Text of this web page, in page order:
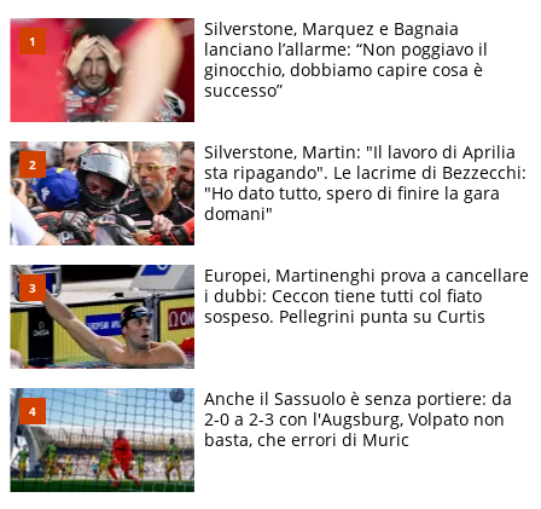
Silverstone, Marquez e Bagnaia
lanciano l’allarme: “Non poggiavo il
ginocchio, dobbiamo capire cosa è
successo”
Silverstone, Martin: "Il lavoro di Aprilia
sta ripagando". Le lacrime di Bezzecchi:
"Ho dato tutto, spero di finire la gara
domani"
Europei, Martinenghi prova a cancellare
i dubbi: Ceccon tiene tutti col fiato
sospeso. Pellegrini punta su Curtis
Anche il Sassuolo è senza portiere: da
2-0 a 2-3 con l'Augsburg, Volpato non
basta, che errori di Muric